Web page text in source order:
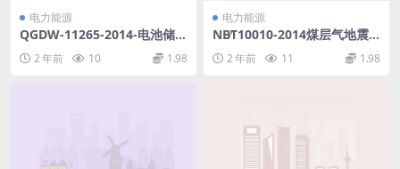
电力能源
QGDW-11265-2014-电池储能
2 年前 10 1.98
电力能源
NB∕T10010-2014煤层气地震
勘探资料采集规范(9.84MB)p
df 2 年前 11 1.98